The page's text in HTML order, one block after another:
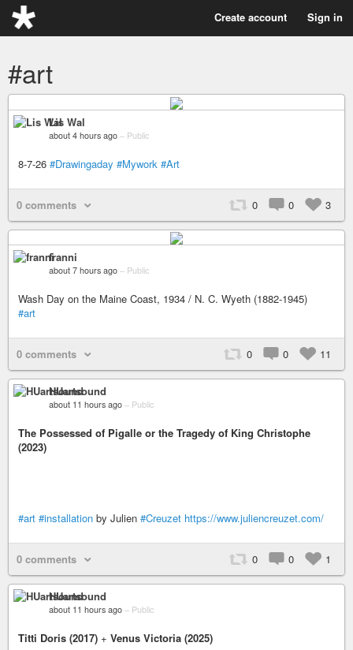
Create account Sign in
#art
Lis Wal
about 4 hours ago – Public
8-7-26 #Drawingaday #Mywork #Art
0 comments 0 0 3
franni
about 7 hours ago – Public
Wash Day on the Maine Coast, 1934 / N. C. Wyeth (1882-1945)
#art
0 comments 0 0 11
HUartsound
about 11 hours ago – Public
The Possessed of Pigalle or the Tragedy of King Christophe
(2023)
#art #installation by Julien #Creuzet https://www.juliencreuzet.com/
0 comments 0 0 1
HUartsound
about 11 hours ago – Public
Titti Doris (2017) + Venus Victoria (2025)